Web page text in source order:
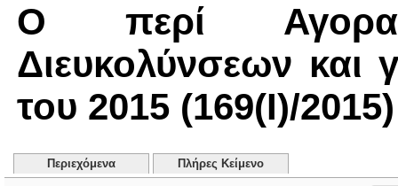
Ο περί
Διευκολύνσεων και
του 2015 (169(I)/2015)
Περιεχόμενα Πλήρες Κείμενο